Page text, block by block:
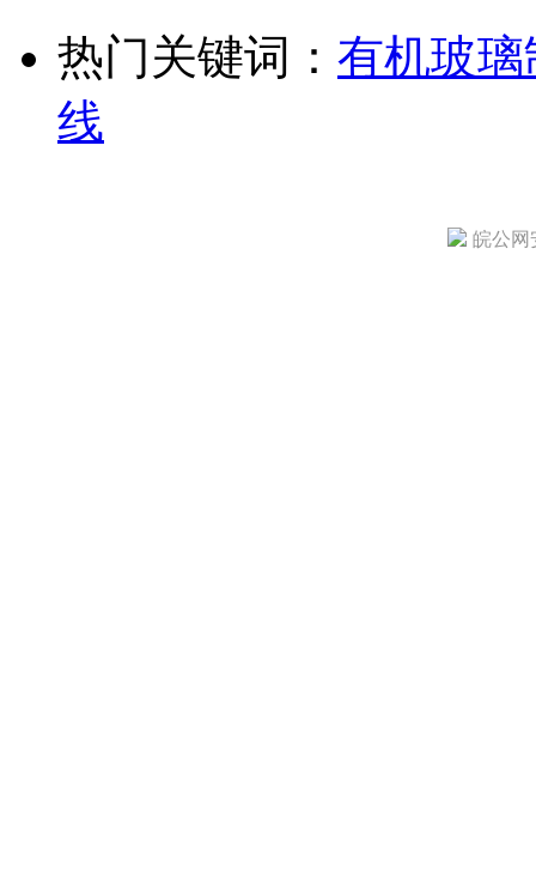
热门关键词： 有机玻璃
线
皖公网